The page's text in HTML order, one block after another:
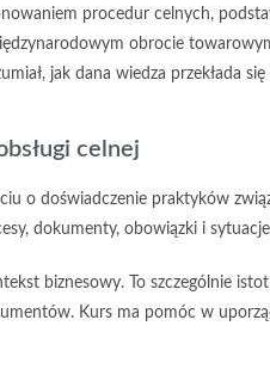
procedur celnych,
obrocie
jak dana wiedza przekłada
celnej
o doświadczenie praktyków
dokumenty, obowiązki i
biznesowy. To szczególnie
Kurs ma pomóc w